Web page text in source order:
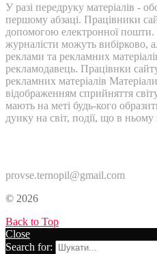
У разі передруку матеріалів -
першому абзаці. Працівники
допомогою електронної пошти.
журналісти можуть вибірково,
реклами та рекламних
рекламодавець. Працівнки
рекламних матеріалів
відображенням сприйняття
мають на меті будь-кого
дуику на світ, події, що в ньому
provse.ternopil@gmail.com
© 2026
Back to Top
Close
Search for: